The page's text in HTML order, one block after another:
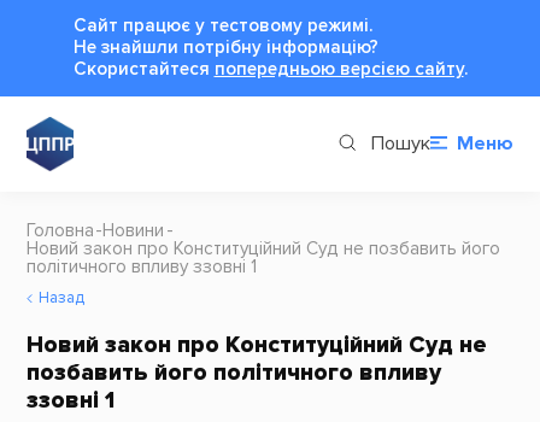
Сайт працює у тестовому режимі.
Не знайшли потрібну інформацію?
Cкористайтеся попередньою версією сайту.
Пошук Меню
Головна Новини
Новий закон про Конституційний Суд не позбавить його
політичного впливу ззовні 1
Назад
Новий закон про Конституційний Суд не
позбавить його політичного впливу
ззовні 1